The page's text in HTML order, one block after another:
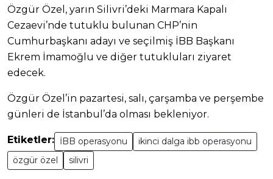
Özgür Özel, yarın Silivri’deki Marmara Kapalı
Cezaevi’nde tutuklu bulunan CHP’nin
Cumhurbaşkanı adayı ve seçilmiş İBB Başkanı
Ekrem İmamoğlu ve diğer tutukluları ziyaret
edecek.
Özgür Özel’in pazartesi, salı, çarşamba ve perşembe
günleri de İstanbul’da olması bekleniyor.
Etiketler: İBB operasyonu
ikinci dalga ibb operasyonu
özgür özel
silivri